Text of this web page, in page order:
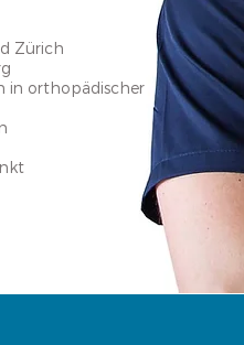
Zürich
in orthopädischer